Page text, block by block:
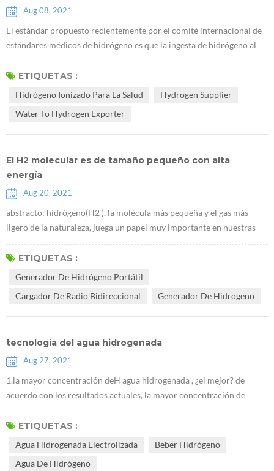
Aug 08, 2021
El estándar propuesto recientemente por el comité internacional de
estándares médicos de hidrógeno es que la ingesta de hidrógeno al
beber Rico agua hidrogenada debe tener una concentración de
hidrógeno de no menos de 0,5 ppm y al menos 0,5 mg por persona
con hidrógen...
ETIQUETAS :
Hidrógeno Ionizado Para La Salud
Hydrogen Supplier
Water To Hydrogen Exporter
El H2 molecular es de tamaño pequeño con alta
energía
Aug 20, 2021
abstracto: hidrógeno(H2 ), la molécula más pequeña y el gas más
ligero de la naturaleza, juega un papel muy importante en nuestras
vidas.tiene importantes efectos preventivos y terapéuticos sobre
diversas enfermedades del cuerpo humano.este artículo describe la
H2, ...
ETIQUETAS :
Generador De Hidrógeno Portátil
Cargador De Radio Bidireccional
Generador De Hidrogeno
tecnología del agua hidrogenada
Aug 27, 2021
1.la mayor concentración deH agua hidrogenada , ¿el mejor? de
acuerdo con los resultados actuales, la mayor concentración de
hidrógeno, los efectos más significativos en la mejora de la
enfermedad.Es necesario enfatizar que beber hidrógeno debe ser un
los cambios de ...
ETIQUETAS :
Agua Hidrogenada Electrolizada
Beber Hidrógeno
Agua De Hidrógeno